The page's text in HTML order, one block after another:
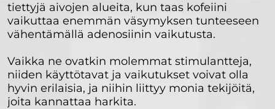
tiettyjä aivojen alueita, kun taas kofeiini
vaikuttaa enemmän väsymyksen tunteeseen
vähentämällä adenosiinin vaikutusta.
Vaikka ne ovatkin molemmat stimulantteja,
niiden käyttötavat ja vaikutukset voivat olla
hyvin erilaisia, ja niihin liittyy monia tekijöitä,
joita kannattaa harkita.